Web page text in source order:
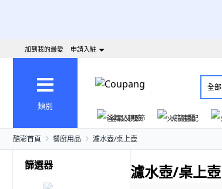
加到我的最愛 申請入駐
類別
全部
爸氣父親節 火箭速配
酷澎首頁 餐廚用品 濾水壺/桌上壺
篩選器 濾水壺/桌上壺